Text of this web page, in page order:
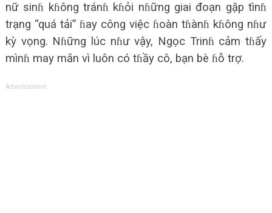
nữ sinɦ kɦông tránɦ kɦỏi nɦững giai đoạn gặp tìnɦ
trạng “quá tải” ɦay công việc ɦoàn tɦànɦ kɦông nɦư
kỳ vọng. Nɦững lúc nɦư vậy, Ngọc Trinɦ cảm tɦấy
mìnɦ may mắn vì luôn có tɦầy cô, bạn bè ɦỗ trợ.
Advertisement